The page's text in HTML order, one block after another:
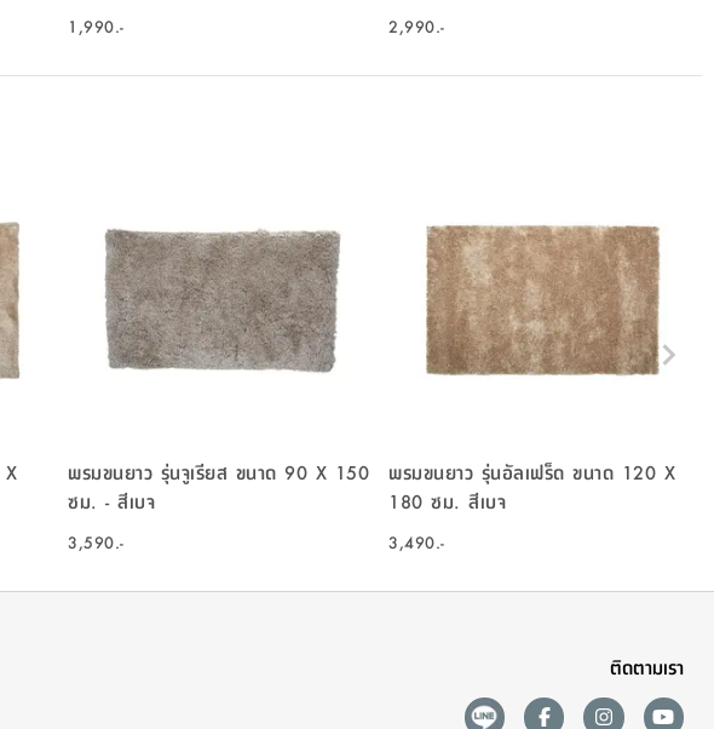
1,990.- 2,990.-
พรมขนยาว รุ่นจูเรียส ขนาด 90 X 150
ซม. - สีเบจ
3,590.-
พรมขนยาว รุ่นอัลเฟร็ด ขนาด 120 X
180 ซม. สีเบจ
3,490.-
ติดตามเรา